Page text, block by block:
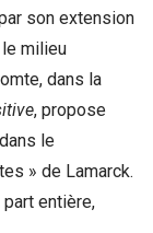
son extension
milieu
dans la
, propose
le
» de Lamarck.
part entière,